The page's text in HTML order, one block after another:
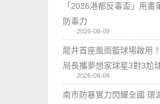
「2026港都反毒盃」用畫
防毒力
2026-08-09
龍井首座風雨籃球場啟用
局長攜夢想家球星3對3尬
2026-08-09
南市防暴實力閃耀全國 環